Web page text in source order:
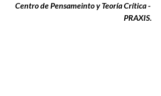
Centro de Pensameinto y Teoría Crítica -
PRAXIS.